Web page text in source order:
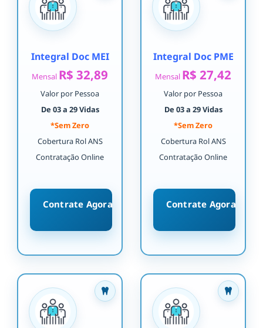
Integral Doc MEI
Mensal R$ 32,89
Valor por Pessoa
De 03 a 29 Vidas
*Sem Zero
Cobertura Rol ANS
Contratação Online
Contrate Agora
Integral Doc PME
Mensal R$ 27,42
Valor por Pessoa
De 03 a 29 Vidas
*Sem Zero
Cobertura Rol ANS
Contratação Online
Contrate Agora